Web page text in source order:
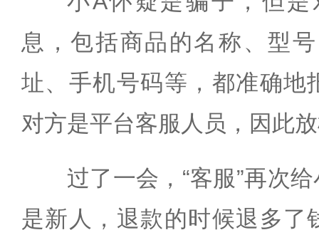
息，包括商品的名称、型
址、手机号码等，都准确地
对方是平台客服人员，因此
过了一会，“客服”再次
是新人，退款的时候退多了